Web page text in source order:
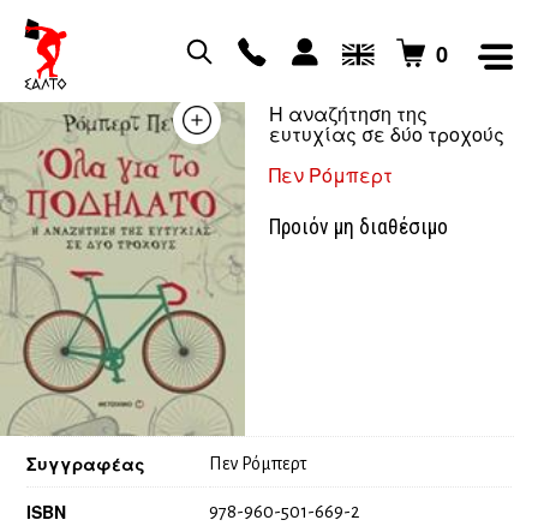
0
Η αναζήτηση της
ευτυχίας σε δύο τροχούς
Πεν Ρόμπερτ
Προιόν μη διαθέσιμο
Συγγραφέας Πεν Ρόμπερτ
ISBN 978-960-501-669-2